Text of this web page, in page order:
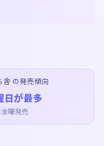
舎 の発売傾向
日が最多
曜発売